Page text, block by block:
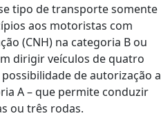
tipo de transporte somente
aos motoristas com
(CNH) na categoria B ou
dirigir veículos de quatro
de autorização a
A – que permite conduzir
ou três rodas.